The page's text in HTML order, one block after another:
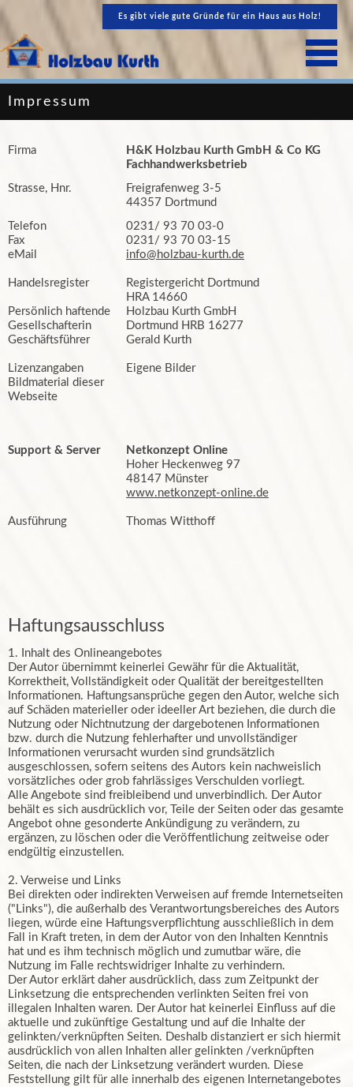
Es gibt viele gute Gründe für ein Haus aus Holz!
Impressum
Firma
H&K Holzbau Kurth GmbH & Co KG
Fachhandwerksbetrieb
Strasse, Hnr.
Freigrafenweg 3-5
44357 Dortmund
Telefon
0231/ 93 70 03-0
Fax
0231/ 93 70 03-15
eMail
info@holzbau-kurth.de
Handelsregister
Registergericht Dortmund
HRA 14660
Persönlich haftende
Gesellschafterin
Holzbau Kurth GmbH
Dortmund HRB 16277
Geschäftsführer
Gerald Kurth
Lizenzangaben
Bildmaterial dieser
Webseite
Eigene Bilder
Support & Server
Netkonzept Online
Hoher Heckenweg 97
48147 Münster
www.netkonzept-online.de
Ausführung Thomas Witthoff
Haftungsausschluss
1. Inhalt des Onlineangebotes
Der Autor übernimmt keinerlei Gewähr für die Aktualität,
Korrektheit, Vollständigkeit oder Qualität der bereitgestellten
Informationen. Haftungsansprüche gegen den Autor, welche sich
auf Schäden materieller oder ideeller Art beziehen, die durch die
Nutzung oder Nichtnutzung der dargebotenen Informationen
bzw. durch die Nutzung fehlerhafter und unvollständiger
Informationen verursacht wurden sind grundsätzlich
ausgeschlossen, sofern seitens des Autors kein nachweislich
vorsätzliches oder grob fahrlässiges Verschulden vorliegt.
Alle Angebote sind freibleibend und unverbindlich. Der Autor
behält es sich ausdrücklich vor, Teile der Seiten oder das gesamte
Angebot ohne gesonderte Ankündigung zu verändern, zu
ergänzen, zu löschen oder die Veröffentlichung zeitweise oder
endgültig einzustellen.
2. Verweise und Links
Bei direkten oder indirekten Verweisen auf fremde Internetseiten
("Links"), die außerhalb des Verantwortungsbereiches des Autors
liegen, würde eine Haftungsverpflichtung ausschließlich in dem
Fall in Kraft treten, in dem der Autor von den Inhalten Kenntnis
hat und es ihm technisch möglich und zumutbar wäre, die
Nutzung im Falle rechtswidriger Inhalte zu verhindern.
Der Autor erklärt daher ausdrücklich, dass zum Zeitpunkt der
Linksetzung die entsprechenden verlinkten Seiten frei von
illegalen Inhalten waren. Der Autor hat keinerlei Einfluss auf die
aktuelle und zukünftige Gestaltung und auf die Inhalte der
gelinkten/verknüpften Seiten. Deshalb distanziert er sich hiermit
ausdrücklich von allen Inhalten aller gelinkten /verknüpften
Seiten, die nach der Linksetzung verändert wurden. Diese
Feststellung gilt für alle innerhalb des eigenen Internetangebotes